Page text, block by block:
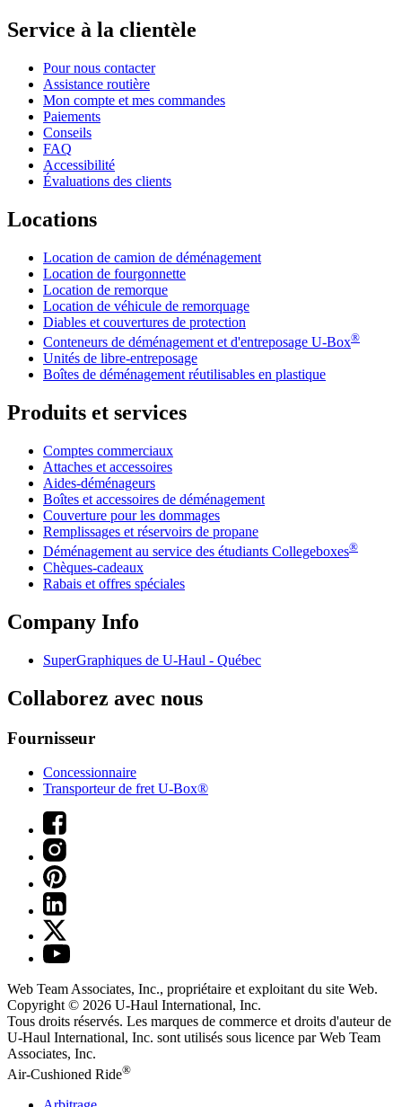
Service à la clientèle
Pour nous contacter
Assistance routière
Mon compte et mes commandes
Paiements
Conseils
FAQ
Accessibilité
Évaluations des clients
Locations
Location de camion de déménagement
Location de fourgonnette
Location de remorque
Location de véhicule de remorquage
Diables et couvertures de protection
Conteneurs de déménagement et d'entreposage U-Box®
Unités de libre-entreposage
Boîtes de déménagement réutilisables en plastique
Produits et services
Comptes commerciaux
Attaches et accessoires
Aides-déménageurs
Boîtes et accessoires de déménagement
Couverture pour les dommages
Remplissages et réservoirs de propane
Déménagement au service des étudiants Collegeboxes®
Chèques-cadeaux
Rabais et offres spéciales
Company Info
SuperGraphiques de U-Haul - Québec
Collaborez avec nous
Fournisseur
Concessionnaire
Transporteur de fret U-Box®
Web Team Associates, Inc., propriétaire et exploitant du site Web.
Copyright © 2026 U-Haul International, Inc.
Tous droits réservés. Les marques de commerce et droits d'auteur de
U-Haul International, Inc. sont utilisés sous licence par Web Team
Associates, Inc.
Air-Cushioned Ride®